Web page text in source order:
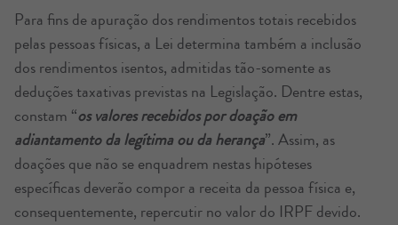
Para fins de apuração dos rendimentos totais recebidos
pelas pessoas físicas, a Lei determina também a inclusão
dos rendimentos isentos, admitidas tão-somente as
deduções taxativas previstas na Legislação. Dentre estas,
constam “os valores recebidos por doação em
adiantamento da legítima ou da herança”. Assim, as
doações que não se enquadrem nestas hipóteses
específicas deverão compor a receita da pessoa física e,
consequentemente, repercutir no valor do IRPF devido.